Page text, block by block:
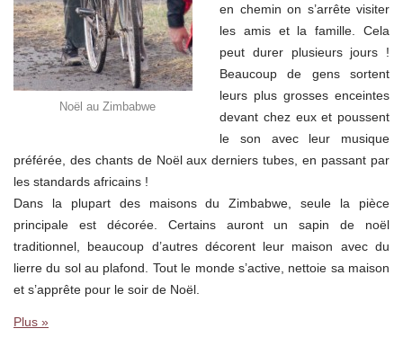
Noël au Zimbabwe
en chemin on s’arrête visiter
les amis et la famille. Cela
peut durer plusieurs jours !
Beaucoup de gens sortent
leurs plus grosses enceintes
devant chez eux et poussent
le son avec leur musique
préférée, des chants de Noël aux derniers tubes, en passant par
les standards africains !
Dans la plupart des maisons du Zimbabwe, seule la pièce
principale est décorée. Certains auront un sapin de noël
traditionnel, beaucoup d’autres décorent leur maison avec du
lierre du sol au plafond. Tout le monde s’active, nettoie sa maison
et s’apprête pour le soir de Noël.
Plus »